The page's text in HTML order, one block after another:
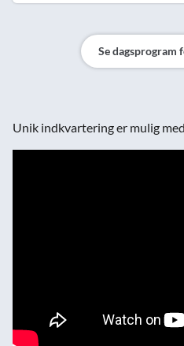
Se dagsprogram
Unik indkvartering er mulig